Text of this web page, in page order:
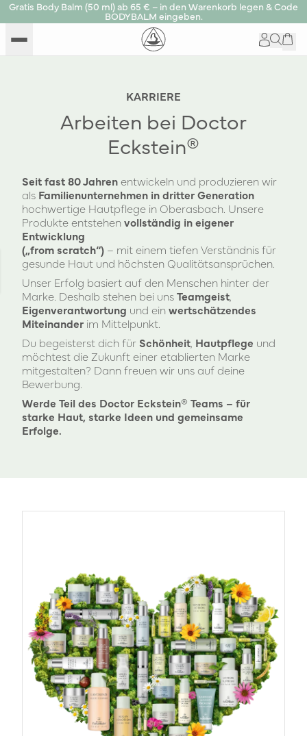
Gratis Body Balm (50 ml) ab 65 € – in den Warenkorb legen & Code
BODYBALM eingeben.
KARRIERE
Arbeiten bei Doctor
Eckstein®
Seit fast 80 Jahren entwickeln und produzieren wir
als Familienunternehmen in dritter Generation
hochwertige Hautpflege in Oberasbach. Unsere
Produkte entstehenvollständig in eigener
Entwicklung
(„from scratch“) – mit einem tiefen Verständnis für
gesunde Haut und höchsten Qualitätsansprüchen.
Unser Erfolg basiert auf den Menschen hinter der
Marke. Deshalb stehen bei unsTeamgeist,
Eigenverantwortung und einwertschätzendes
Miteinander im Mittelpunkt.
Du begeisterst dich für Schönheit, Hautpflege und
möchtest die Zukunft einer etablierten Marke
mitgestalten? Dann freuen wir uns auf deine
Bewerbung.
Werde Teil des Doctor Eckstein® Teams – für
starke Haut, starke Ideen und gemeinsame
Erfolge.